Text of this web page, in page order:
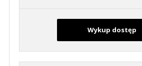
Wykup dostęp